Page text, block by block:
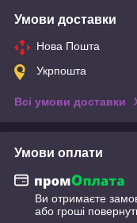
Умови доставки
Нова Пошта
Укрпошта
Всі умови доставки
Умови оплати
Ви отримаєте
або гроші